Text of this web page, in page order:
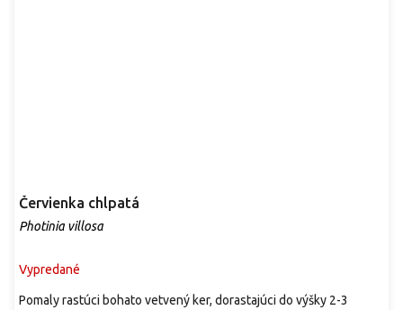
Červienka chlpatá
Photinia villosa
Vypredané
Pomaly rastúci bohato vetvený ker, dorastajúci do výšky 2-3